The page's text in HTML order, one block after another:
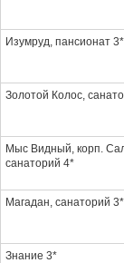
Изумруд, пансионат 3*
Золотой Колос,
Мыс Видный, корп.
санаторий 4*
Магадан, санаторий 3*
Знание 3*